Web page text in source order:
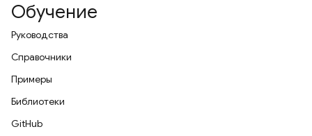
Обучение
Руководства
Справочники
Примеры
Библиотеки
GitHub